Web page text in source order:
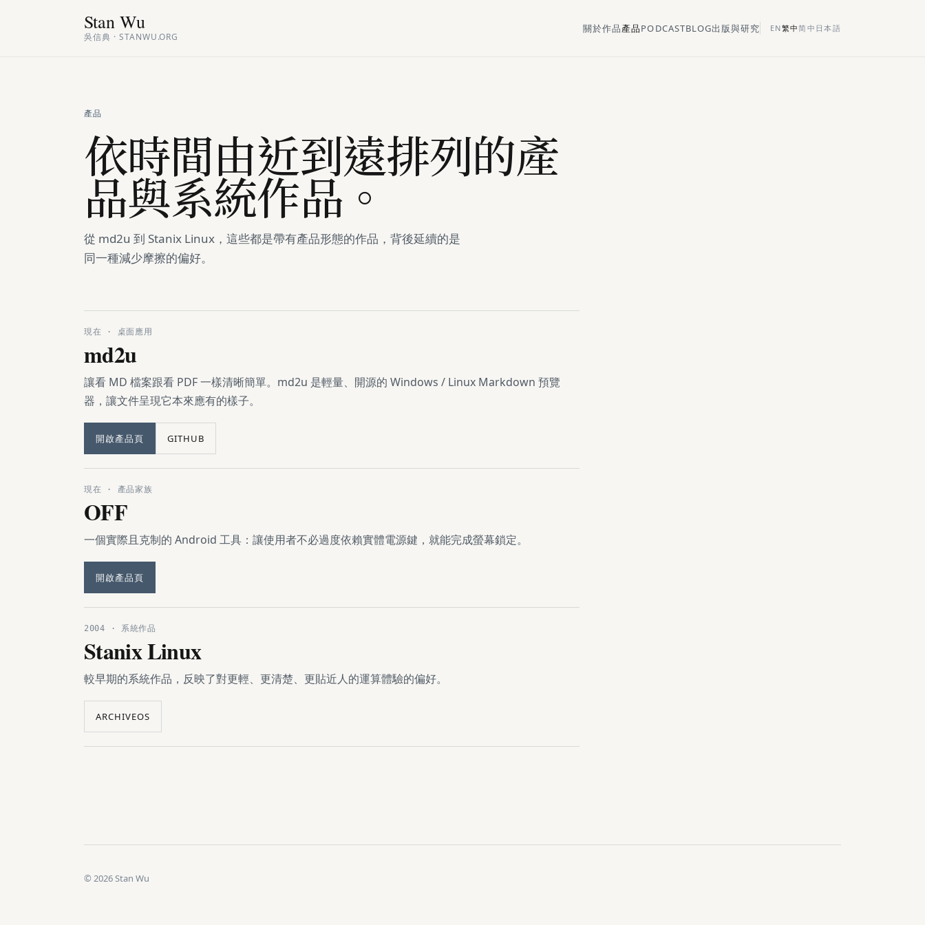
Stan Wu
吳信典 · STANWU.ORG
關於作品產品PODCASTBLOG出版與研究 EN繁中简中 日本語
產品
依時間由近到遠排列的產
品與系統作品。
從 md2u 到 Stanix Linux，這些都是帶有產品形態的作品，背後延續的是
同一種減少摩擦的偏好。
現在 · 桌面應用
md2u
讓看 MD 檔案跟看 PDF 一樣清晰簡單。md2u 是輕量、開源的 Windows / Linux Markdown 預覽
器，讓文件呈現它本來應有的樣子。
開啟產品頁 GITHUB
現在 · 產品家族
OFF
一個實際且克制的 Android 工具：讓使用者不必過度依賴實體電源鍵，就能完成螢幕鎖定。
開啟產品頁
2004 · 系統作品
Stanix Linux
較早期的系統作品，反映了對更輕、更清楚、更貼近人的運算體驗的偏好。
ARCHIVEOS
© 2026Stan Wu